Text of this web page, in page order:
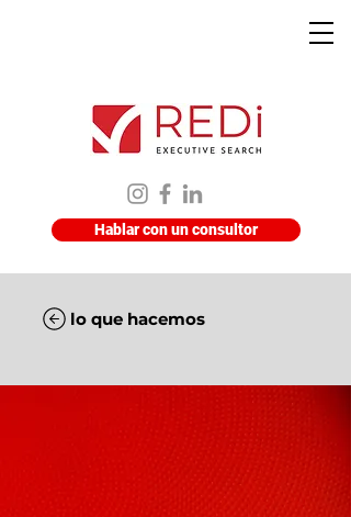
Hablar con un consultor
lo que hacemos